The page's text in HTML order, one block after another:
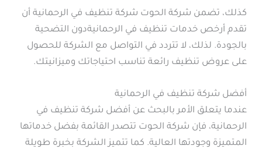
كذلك، تضمن شركة الحوت شركة تنظيف في الرحمانية أن
تقدم أرخص خدمات تنظيف في الرحمانيةدون التضحية
بالجودة. لذلك، لا تتردد في التواصل مع الشركة للحصول
على عروض تنظيف رائعة تناسب احتياجاتك وميزانيتك.
أفضل شركة تنظيف في الرحمانية
عندما يتعلق الأمر بالبحث عن أفضل شركة تنظيف في
الرحمانية، فإن شركة الحوت تتصدر القائمة بفضل خدماتها
المتميزة وجودتها العالية. كما تتميز الشركة بخبرة طويلة